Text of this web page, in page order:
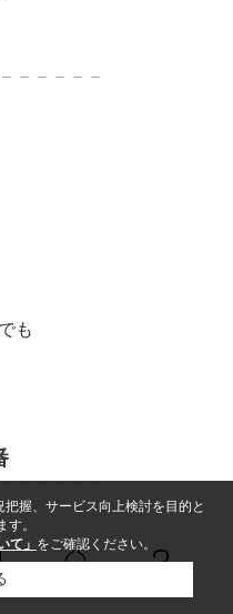
－－－－－
も
－－－－－
握、サービス向上検討を目的と
。
て」 をご確認ください。